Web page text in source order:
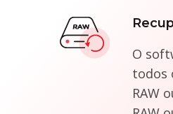
O
todos
RAW